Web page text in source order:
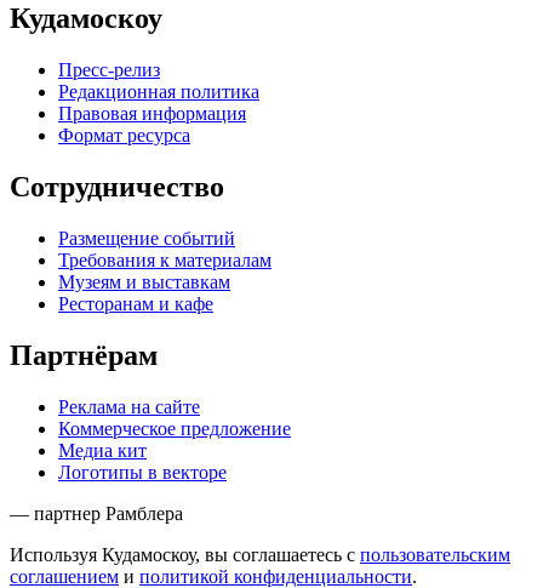
Кудамоскоу
Пресс-релиз
Редакционная политика
Правовая информация
Формат ресурса
Сотрудничество
Размещение событий
Требования к материалам
Музеям и выставкам
Ресторанам и кафе
Партнёрам
Реклама на сайте
Коммерческое предложение
Медиа кит
Логотипы в векторе
— партнер Рамблера
Используя Кудамоскоу, вы соглашаетесь с пользовательским
соглашением и политикой конфиденциальности.